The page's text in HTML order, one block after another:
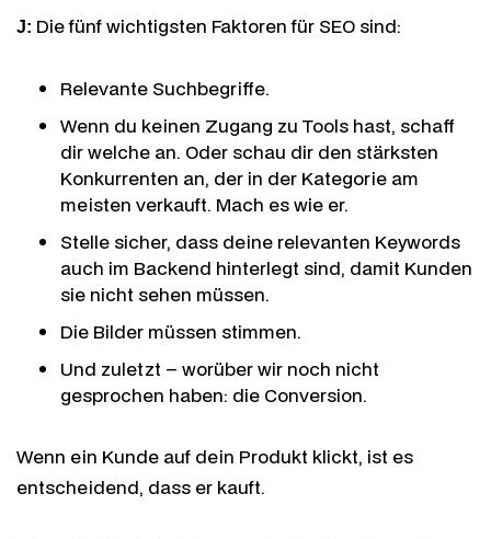
J: Die fünf wichtigsten Faktoren für SEO sind:
Relevante Suchbegriffe.
Wenn du keinen Zugang zu Tools hast, schaff
dir welche an. Oder schau dir den stärksten
Konkurrenten an, der in der Kategorie am
meisten verkauft. Mach es wie er.
Stelle sicher, dass deine relevanten Keywords
auch im Backend hinterlegt sind, damit Kunden
sie nicht sehen müssen.
Die Bilder müssen stimmen.
Und zuletzt – worüber wir noch nicht
gesprochen haben: die Conversion.
Wenn ein Kunde auf dein Produkt klickt, ist es
entscheidend, dass er kauft.